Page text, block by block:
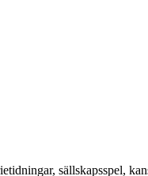
sällskapsspel,